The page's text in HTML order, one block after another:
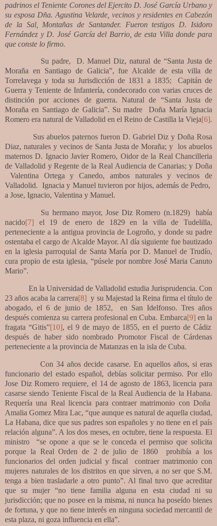
padrinos el Teniente Corones del Ejercito D. José García Urbano y
su esposa Dña. Agustina Velarde, vecinos y residentes en Cabezón
de la Sal, Montañas de Santander. Fueron testigos D. Isidoro
Fernández y D. José García del Barrio, de esta Villa donde para
que conste lo firmo.
Su padre,
D. Manuel Diz, natural de “Santa Justa de
Moraña en Santiago de Galicia”, fue Alcalde de esta villa de
Torrelavega y toda su Jurisdicción de 1831 a 1835;
Capitán de
Guerra y Teniente de Infantería, condecorado con varias cruces de
distinción por acciones de guerra. Natural de “Santa Justa de
Moraña en Santiago de Galicia”. Su madre
Doña María Ignacia
Romero era natural de Valladolid en el Reino de Castilla la Vieja[6].
Sus abuelos paternos fueron D. Gabriel Diz y Doña Rosa
Diaz, naturales y vecinos de Santa Justa de Moraña; y los abuelos
maternos D. Ignacio Javier Romero, Oidor de la Real Chancilleria
de Valladolid y Regente de la Real Audiencia de Canarias; y Doña
Valentina Ortega y Canedo, ambos naturales y vecinos de
Valladolid. Ignacia y Manuel tuvieron por hijos, además de Pedro,
a Jose, Ignacio, Valentina y Manuel.
Su hermano mayor, Jose Diz Romero (n.1829)
había
nacido[7] el 19 de enero de 1829enla villa de Tudelilla,
perteneciente a la antigua provincia de Logroño, y donde su padre
ostentaba el cargo de Alcalde Mayor. Al día siguiente fue bautizado
en la iglesia parroquial de Santa María por D. Manuel de Trudío,
cura propio de esta iglesia, “púsele por nombre José Maria Canuto
Mario”.
En la Universidad de Valladolid estudia Jurisprudencia. Con
23 años acaba la carrera[8] y su Majestad la Reina firma el título de
abogado, el 6 de junio de 1852,
en San Idelfonso. Tres años
después comienza su carrera profesional en Cuba. Embarca[9] en la
fragata “Gitis”[10], el 9 de mayo de 1855, en el puerto de Cádiz
después de haber sido nombrado Promotor Fiscal de Cárdenas
perteneciente a la provincia de Matanzas en la isla de Cuba.
Con 34 años decide casarse. En aquellos años, si eras
funcionario del estado español, debías solicitar permiso. Por ello
Jose Diz Romero requiere, el 14 de agosto de 1863, licencia para
casarse siendo Teniente Fiscal de la Real Audiencia de la Habana.
Requería una Real licencia para contraer matrimonio con Doña
Amalia Gomez Mira Lac, “que aunque es natural de aquella ciudad,
La Habana, dice que sus padres son españoles y no tiene en el país
relación alguna”. A los dos meses, en octubre, tiene la respuesta. El
ministro
“se opone a que se le conceda el permiso que solicita
porque la Real Orden de 2 de julio de 1860
prohibía a los
funcionarios del orden judicial y fiscal
contraer matrimonio con
mujeres naturales de los distritos en que sirven, a no ser que S.M.
tenga a bien trasladarle a otro punto”. Al final tuvo que acreditar
que su mujer “no tiene familia alguna en esta ciudad ni su
jurisdicción; que no posee en la misma, ni nunca ha poseído bienes
de fortuna, y que no tiene interés en ninguna sociedad mercantil de
esta plaza, ni goza influencia en ella”.